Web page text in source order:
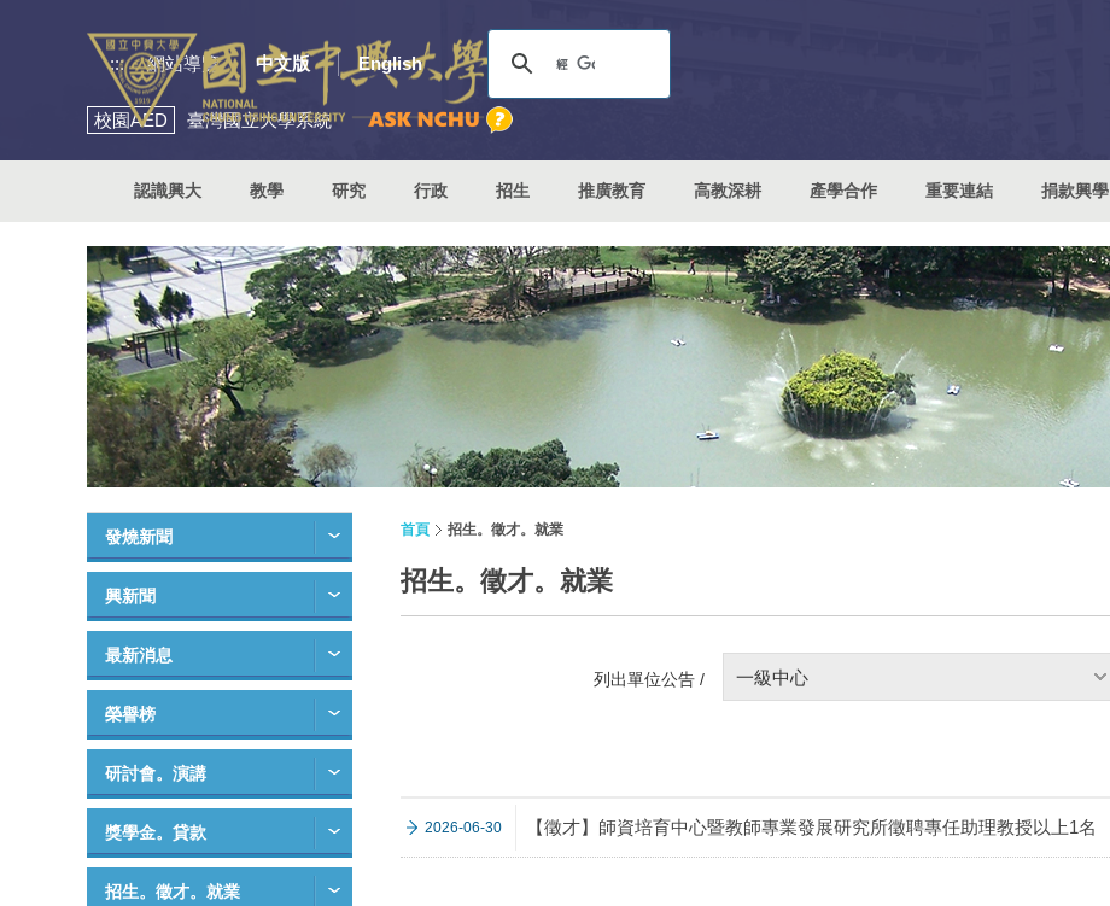
::: 網站導覽 中文版 English
校園AED 臺灣國立大學系統
認識興大 教學 研究 行政 招生 推廣教育 高教深耕 產學合作 重要連結 捐款興學
發燒新聞
興新聞
最新消息
榮譽榜
研討會。演講
獎學金。貸款
招生。徵才。就業
首頁 招生。徵才。就業
招生。徵才。就業
列出單位公告 / 一級中心
2026-06-30 【徵才】師資培育中心暨教師專業發展研究所徵聘專任助理教授以上1名